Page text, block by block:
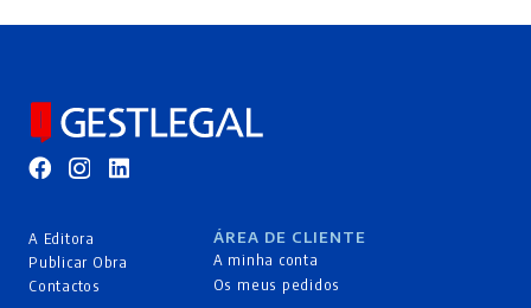
A Editora
Publicar Obra
Contactos
ÁREA DE CLIENTE
A minha conta
Os meus pedidos